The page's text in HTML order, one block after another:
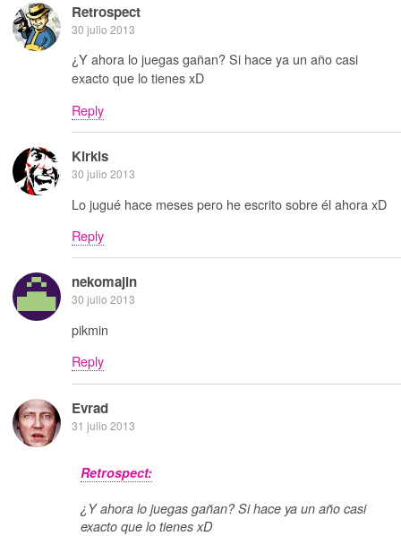
Retrospect
30 julio 2013
¿Y ahora lo juegas gañan? Si hace ya un año casi
exacto que lo tienes xD
Reply
Kirkis
30 julio 2013
Lo jugué hace meses pero he escrito sobre él ahora xD
Reply
nekomajin
30 julio 2013
pikmin
Reply
Evrad
31 julio 2013
Retrospect:
¿Y ahora lo juegas gañan? Si hace ya un año casi
exacto que lo tienes xD